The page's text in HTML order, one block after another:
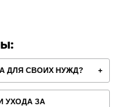
ДЛЯ СВОИХ НУЖД?
УХОДА ЗА